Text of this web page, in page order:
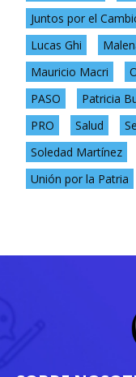
Juntos por el
Lucas Ghi
Mauricio Macri
PASO
Patricia
PRO
Salud
Soledad Martínez
Unión por la Patria